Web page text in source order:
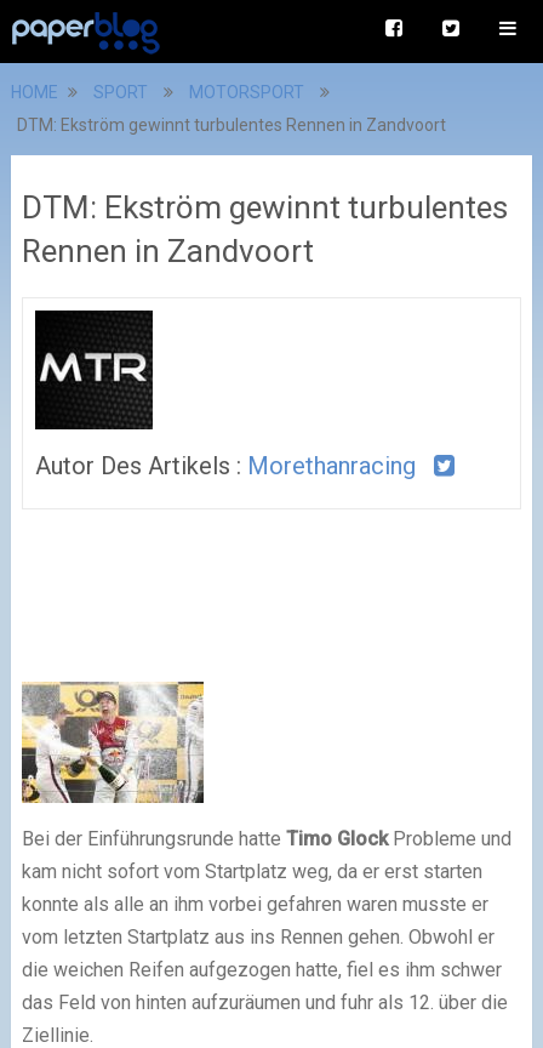
HOME SPORT
MOTORSPORT
DTM: Ekström gewinnt turbulentes Rennen in Zandvoort
DTM: Ekström gewinnt turbulentes
Rennen in Zandvoort
Autor Des Artikels : Morethanracing
Bei der Einführungsrunde hatte Timo GlockProbleme und
kam nicht sofort vom Startplatz weg, da er erst starten
konnte als alle an ihm vorbei gefahren waren musste er
vom letzten Startplatz aus ins Rennen gehen. Obwohl er
die weichen Reifen aufgezogen hatte, fiel es ihm schwer
das Feld von hinten aufzuräumen und fuhr als 12. über die
Ziellinie.